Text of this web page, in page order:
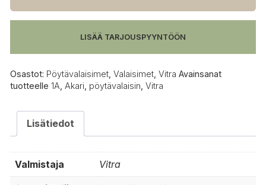
määrä
LISÄÄ TARJOUSPYYNTÖÖN
Osastot: Pöytävalaisimet Valaisimet Vitra Avainsanat
tuotteelle 1A Akari pöytävalaisin Vitra
Lisätiedot
Valmistaja Vitra